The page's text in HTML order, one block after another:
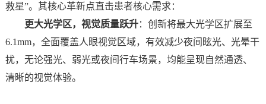
救星”。其核心革新点直击患者核心需求：
更大光学区，视觉质量跃升：创新将最大光学区扩展至
6.1mm，全面覆盖人眼视觉区域，有效减少夜间眩光、光晕干
扰，无论强光、弱光或夜间行车场景，均能呈现自然通透、
清晰的视觉体验。